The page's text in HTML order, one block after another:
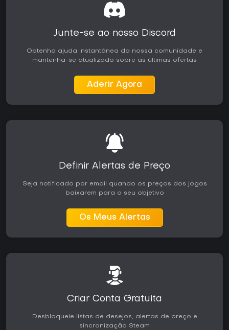
Junte-se ao nosso Discord
Obtenha ajuda instantânea da nossa comunidade e
mantenha-se atualizado sobre as últimas ofertas
Aderir Agora
Definir Alertas de Preço
Seja notificado por email quando os preços dos jogos
baixarem para o seu objetivo
Os Meus Alertas
Criar Conta Gratuita
Desbloqueie listas de desejos, alertas de preço e
sincronização Steam